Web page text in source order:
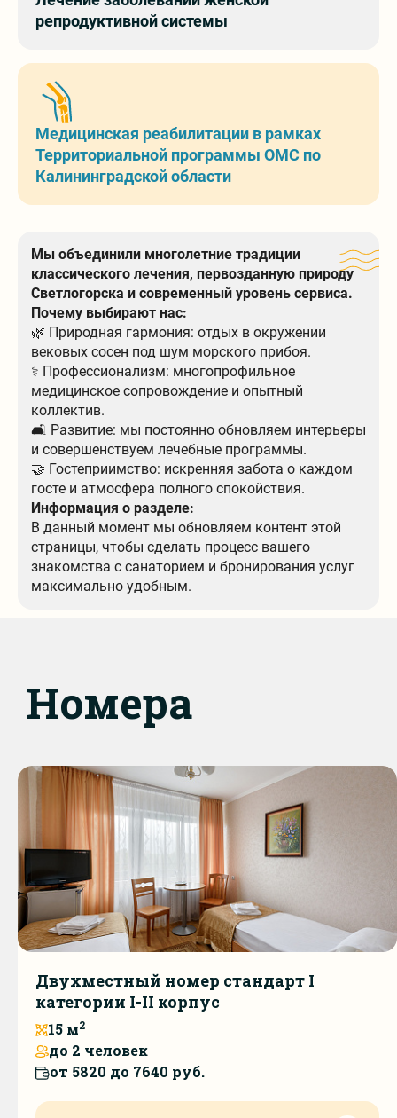
репродуктивной системы
Медицинская реабилитации в рамках
Территориальной программы ОМС по
Калининградской области
Мы объединили многолетние традиции
классического лечения, первозданную природу
Светлогорска и современный уровень сервиса.
Почему выбирают нас:
🌿 Природная гармония: отдых в окружении
вековых сосен под шум морского прибоя.
⚕️ Профессионализм: многопрофильное
медицинское сопровождение и опытный
коллектив.
🛋 Развитие: мы постоянно обновляем интерьеры
и совершенствуем лечебные программы.
🤝 Гостеприимство: искренняя забота о каждом
госте и атмосфера полного спокойствия.
Информация о разделе:
В данный момент мы обновляем контент этой
страницы, чтобы сделать процесс вашего
знакомства с санаторием и бронирования услуг
максимально удобным.
Номера
Двухместный номер стандарт I
категории I-II корпус
15 м2
до 2 человек
от 5820 до 7640 руб.